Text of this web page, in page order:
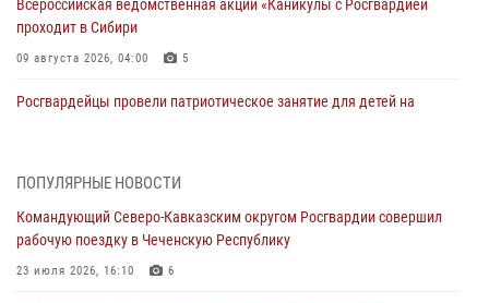
Всероссийская ведомственная акции «Каникулы с Росгвардией
проходит в Сибири
09 августа 2026, 04:00 5
Росгвардейцы провели патриотическое занятие для детей на
юных воспитанников спортивной школы
08 августа 2026, 13:00
ПОПУЛЯРНЫЕ НОВОСТИ
Командующий Северо-Кавказским округом Росгвардии совершил
рабочую поездку в Чеченскую Республику
23 июля 2026, 16:10 6